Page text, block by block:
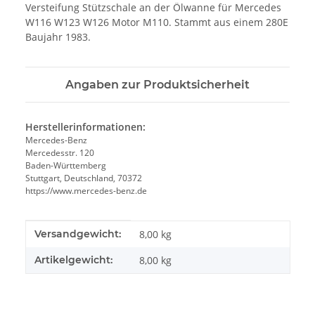
Versteifung Stützschale an der Ölwanne für Mercedes
W116 W123 W126 Motor M110. Stammt aus einem 280E
Baujahr 1983.
Angaben zur Produktsicherheit
Herstellerinformationen:
Mercedes-Benz
Mercedesstr. 120
Baden-Württemberg
Stuttgart, Deutschland, 70372
https://www.mercedes-benz.de
Produkteigenschaft
Wert
Versandgewicht: 8,00 kg
Artikelgewicht: 8,00 kg